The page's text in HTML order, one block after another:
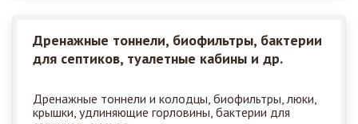
Дренажные тоннели, биофильтры, бактерии
для септиков, туалетные кабины и др.
Дренажные тоннели и колодцы, биофильтры, люки,
крышки, удлиняющие горловины, бактерии для